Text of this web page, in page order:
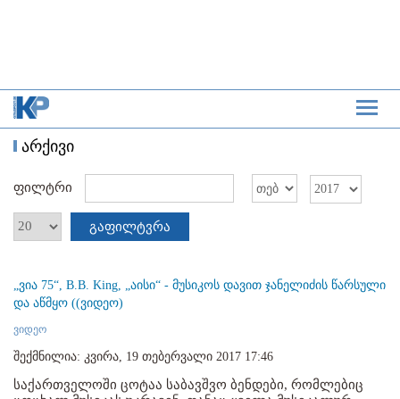
არქივი
ფილტრი
გაფილტვრა
„ვია 75“, B.B. King, „აისი“ - მუსიკოს დავით ჯანელიძის წარსული
და აწმყო ((ვიდეო)
ვიდეო
შექმნილია: კვირა, 19 თებერვალი 2017 17:46
საქართველოში ცოტაა საბავშვო ბენდები, რომლებიც